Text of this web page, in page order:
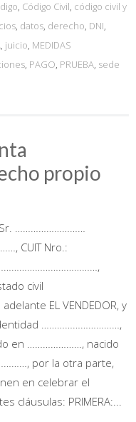
, Código Civil, código civil y
, datos, derecho, DNI,
, juicio, MEDIDAS
, PAGO, PRUEBA, sede
propio
Sr. ………………………
CUIT Nro.:
civil
EL VENDEDOR, y
…………………………,
en …………………, nacido
por la otra parte,
en celebrar el
cláusulas: PRIMERA:...